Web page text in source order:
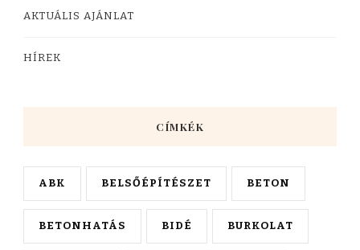
AKTUÁLIS AJÁNLAT
HÍREK
CÍMKÉK
ABK BELSŐÉPÍTÉSZET BETON
BETONHATÁS BIDÉ BURKOLAT